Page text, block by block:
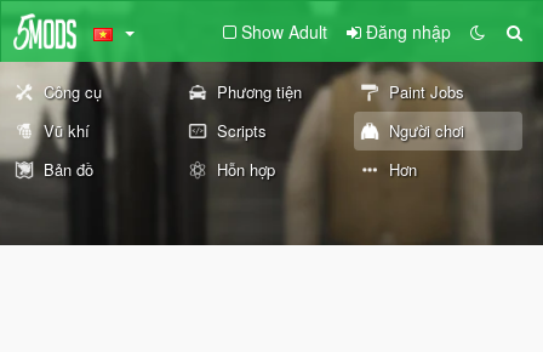
Show Adult Đăng nhập
Công cụ Phương tiện
Paint Jobs
Vũ khí
Scripts
Người chơi
Bản đồ
Hỗn hợp Hơn